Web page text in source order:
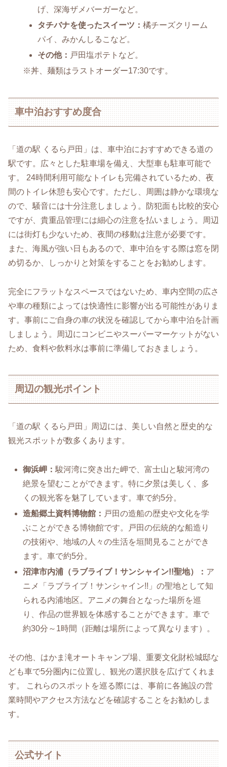
げ、深海ザメバーガーなど。
タチバナを使ったスイーツ：橘チーズクリーム
パイ、みかんしるこなど。
その他： 戸田塩ポテトなど。
※丼、麺類はラストオーダー17:30です。
車中泊おすすめ度合
「道の駅 くるら戸田」は、車中泊におすすめできる道の
駅です。広々とした駐車場を備え、大型車も駐車可能で
す。 24時間利用可能なトイレも完備されているため、夜
間のトイレ休憩も安心です。ただし、周囲は静かな環境な
ので、騒音には十分注意しましょう。防犯面も比較的安心
ですが、貴重品管理には細心の注意を払いましょう。周辺
には街灯も少ないため、夜間の移動は注意が必要です。
また、海風が強い日もあるので、車中泊をする際は窓を閉
め切るか、しっかりと対策をすることをお勧めします。
完全にフラットなスペースではないため、車内空間の広さ
や車の種類によっては快適性に影響が出る可能性がありま
す。事前にご自身の車の状況を確認してから車中泊を計画
しましょう。周辺にコンビニやスーパーマーケットがない
ため、食料や飲料水は事前に準備しておきましょう。
周辺の観光ポイント
「道の駅 くるら戸田」周辺には、美しい自然と歴史的な
観光スポットが数多くあります。
御浜岬：駿河湾に突き出た岬で、富士山と駿河湾の
絶景を望むことができます。特に夕景は美しく、多
くの観光客を魅了しています。車で約5分。
造船郷土資料博物館： 戸田の造船の歴史や文化を学
ぶことができる博物館です。戸田の伝統的な船造り
の技術や、地域の人々の生活を垣間見ることができ
ます。車で約5分。
沼津市内浦（ラブライブ！サンシャイン!!聖地）： ア
ニメ「ラブライブ！サンシャイン!!」の聖地として知
られる内浦地区。アニメの舞台となった場所を巡
り、作品の世界観を体感することができます。車で
約30分～1時間（距離は場所によって異なります）。
その他、はかま滝オートキャンプ場、重要文化財松城邸な
ども車で5分圏内に位置し、観光の選択肢を広げてくれま
す。 これらのスポットを巡る際には、事前に各施設の営
業時間やアクセス方法などを確認することをお勧めしま
す。
公式サイト